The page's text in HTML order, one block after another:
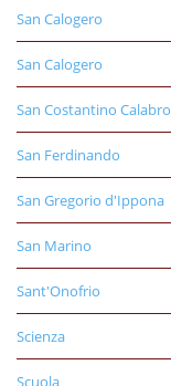
San Calogero
San Calogero
San Costantino Calabro
San Ferdinando
San Gregorio d'Ippona
San Marino
Sant'Onofrio
Scienza
Scuola